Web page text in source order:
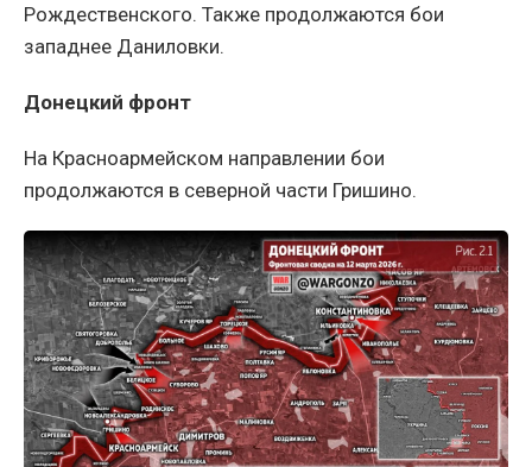
Рождественского. Также продолжаются бои
западнее Даниловки.
Донецкий фронт
На Красноармейском направлении бои
продолжаются в северной части Гришино.